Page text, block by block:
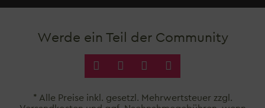
Werde ein Teil der Community
* Alle Preise inkl. gesetzl. Mehrwertsteuer zzgl.